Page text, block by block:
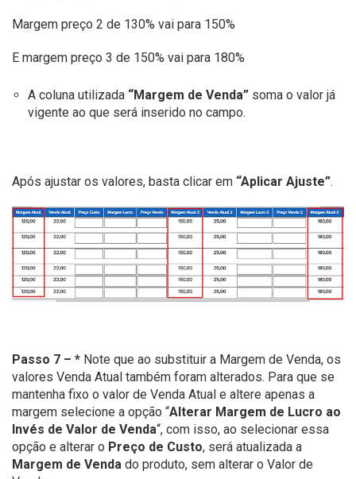
Margem preço 2 de 130% vai para 150%
E margem preço 3 de 150% vai para 180%
A coluna utilizada “Margem de Venda” soma o valor já
vigente ao que será inserido no campo.
Após ajustar os valores, basta clicar em “Aplicar Ajuste”.
Passo 7 – * Note que ao substituir a Margem de Venda, os
valores Venda Atual também foram alterados. Para que se
mantenha fixo o valor de Venda Atual e altere apenas a
margem selecione a opção “Alterar Margem de Lucro ao
Invés de Valor de Venda“, com isso, ao selecionar essa
opção e alterar o Preço de Custo, será atualizada a
Margem de Venda do produto, sem alterar o Valor de